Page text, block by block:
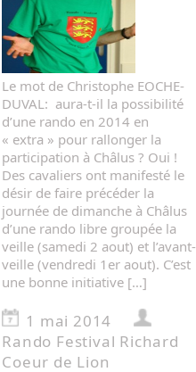
Le mot de Christophe EOCHE-
DUVAL: aura-t-il la possibilité
d’une rando en 2014 en
« extra » pour rallonger la
participation à Châlus ? Oui !
Des cavaliers ont manifesté le
désir de faire précéder la
journée de dimanche à Châlus
d’une rando libre groupée la
veille (samedi 2 aout) et l’avant-
veille (vendredi 1er aout). C’est
une bonne initiative […]
1 mai 2014
Rando Festival Richard
Coeur de Lion